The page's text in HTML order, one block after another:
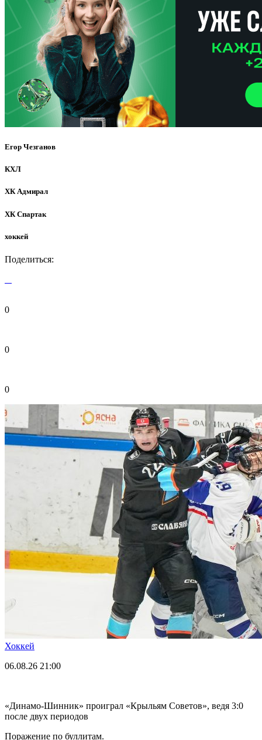
Егор Чезганов
КХЛ
ХК Адмирал
ХК Спартак
хоккей
Поделиться:
0
0
0
Хоккей
06.08.26 21:00
«Динамо-Шинник» проиграл «Крыльям Советов», ведя 3:0
после двух периодов
Поражение по буллитам.